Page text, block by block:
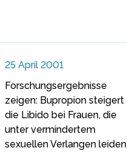
25 April 2001
Forschungsergebnisse
zeigen: Bupropion steigert
die Libido bei Frauen, die
unter vermindertem
sexuellen Verlangen leiden